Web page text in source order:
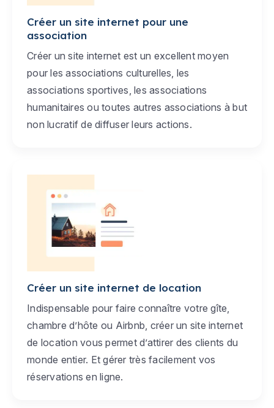
Créer un site internet pour une
association
Créer un site internet est un excellent moyen
pour les associations culturelles, les
associations sportives, les associations
humanitaires ou toutes autres associations à but
non lucratif de diffuser leurs actions.
Créer un site internet de location
Indispensable pour faire connaître votre gîte,
chambre d’hôte ou Airbnb, créer un site internet
de location vous permet d’attirer des clients du
monde entier. Et gérer très facilement vos
réservations en ligne.